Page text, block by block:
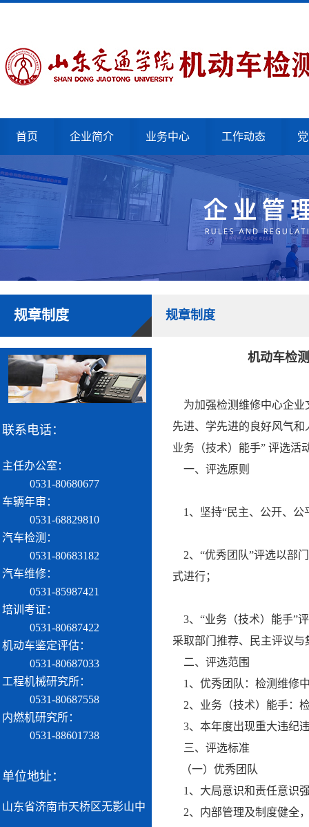
首页 企业简介 业务中心 工作动态
规章制度
联系电话：
主任办公室：
0531-80680677
车辆年审：
0531-68829810
汽车检测：
0531-80683182
汽车维修：
0531-85987421
培训考证：
0531-80687422
机动车鉴定评估：
0531-80687033
工程机械研究所：
0531-80687558
内燃机研究所：
0531-88601738
单位地址：
山东省济南市天桥区无影山中
规章制度
机动车检
为加强检测维修中心企业
先进、学先进的良好风气
业务（技术）能手” 评选活
一、评选原则
1、坚持“民主、公开、公
2、“优秀团队”评选以部
式进行；
3、“业务（技术）能手”
采取部门推荐、民主评议
二、评选范围
1、优秀团队：检测维修
2、业务（技术）能手：
3、本年度出现重大违纪
三、评选标准
（一）优秀团队
1、大局意识和责任意识
2、内部管理及制度健全